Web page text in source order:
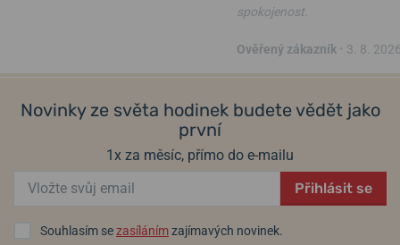
Urban Donnissima
Metropolitan Donnissima
Vintage Classic
spokojenost.
Ověřený zákazník 3. 8.
Novinky ze světa hodinek budete vědět jako
první
1x za měsíc, přímo do e-mailu
Přihlásit se
Souhlasím sezasílánímzajímavých novinek.